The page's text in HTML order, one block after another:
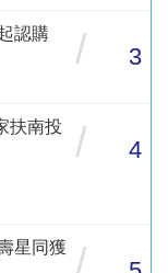
認購
/ 3
扶南投
/ 4
星同獲 /